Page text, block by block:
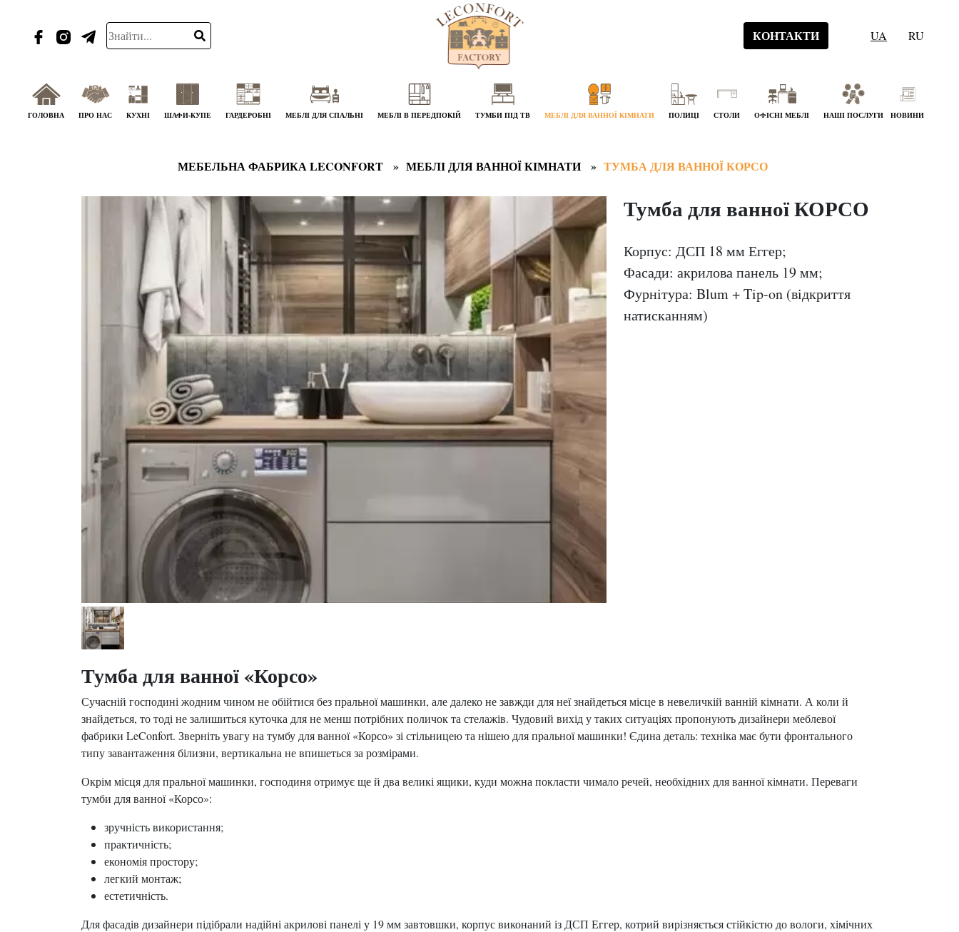
КОНТАКТИ UA RU
ГОЛОВНА ПРО НАС КУХНІ ШАФИ-КУПЕ ГАРДЕРОБНІ МЕБЛІ ДЛЯ СПАЛЬНІ МЕБЛІ В ПЕРЕДПОКІЙ ТУМБИ ПІД ТВ МЕБЛІ ДЛЯ ВАННОЇ КІМНАТИ ПОЛИЦІ СТОЛИ ОФІСНІ МЕБЛІ НАШІ ПОСЛУГИ НОВИНИ
МЕБЕЛЬНА ФАБРИКА LECONFORT МЕБЛІ ДЛЯ ВАННОЇ КІМНАТИ ТУМБА ДЛЯ ВАННОЇ КОРСО
Тумба для ванної КОРСО
Корпус: ДСП 18 мм Еггер;
Фасади: акрилова панель 19 мм;
Фурнітура: Blum + Tip-on (відкриття
натисканням)
Тумба для ванної «Корсо»
Сучасній господині жодним чином не обійтися без пральної машинки, але далеко не завжди для неї знайдеться місце в невеличкій ванній кімнати. А коли й
знайдеться, то тоді не залишиться куточка для не менш потрібних поличок та стелажів. Чудовий вихід у таких ситуаціях пропонують дизайнери меблевої
фабрики LeConfort. Зверніть увагу на тумбу для ванної «Корсо» зі стільницею та нішею для пральної машинки! Єдина деталь: техніка має бути фронтального
типу завантаження білизни, вертикальна не впишеться за розмірами.
Окрім місця для пральної машинки, господиня отримує ще й два великі ящики, куди можна покласти чимало речей, необхідних для ванної кімнати. Переваги
тумби для ванної «Корсо»:
зручність використання;
практичність;
економія простору;
легкий монтаж;
естетичність.
Для фасадів дизайнери підібрали надійні акрилові панелі у 19 мм завтовшки, корпус виконаний із ДСП Еггер, котрий вирізняється стійкістю до вологи, хімічних